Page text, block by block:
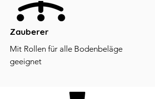
Zauberer
Mit Rollen für alle Bodenbeläge
geeignet